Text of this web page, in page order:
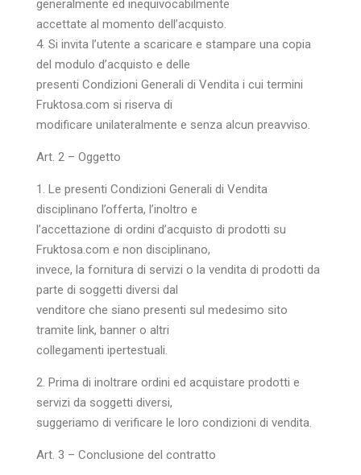
generalmente ed inequivocabilmente
accettate al momento dell’acquisto.
4. Si invita l’utente a scaricare e stampare una copia
del modulo d’acquisto e delle
presenti Condizioni Generali di Vendita i cui termini
Fruktosa.com si riserva di
modificare unilateralmente e senza alcun preavviso.
Art. 2 – Oggetto
1. Le presenti Condizioni Generali di Vendita
disciplinano l’offerta, l’inoltro e
l’accettazione di ordini d’acquisto di prodotti su
Fruktosa.com e non disciplinano,
invece, la fornitura di servizi o la vendita di prodotti da
parte di soggetti diversi dal
venditore che siano presenti sul medesimo sito
tramite link, banner o altri
collegamenti ipertestuali.
2. Prima di inoltrare ordini ed acquistare prodotti e
servizi da soggetti diversi,
suggeriamo di verificare le loro condizioni di vendita.
Art. 3 – Conclusione del contratto